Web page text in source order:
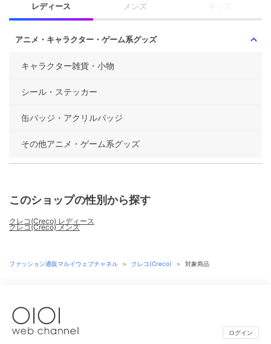
レディース メンズ キッズ
アニメ・キャラクター・ゲーム系グッズ
キャラクター雑貨・小物
シール・ステッカー
缶バッジ・アクリルバッジ
その他アニメ・ゲーム系グッズ
このショップの性別から探す
クレコ(Creco) レディース
クレコ(Creco) メンズ
ファッション通販マルイウェブチャネル ＞ クレコ(Creco) ＞ 対象商品
ログイン